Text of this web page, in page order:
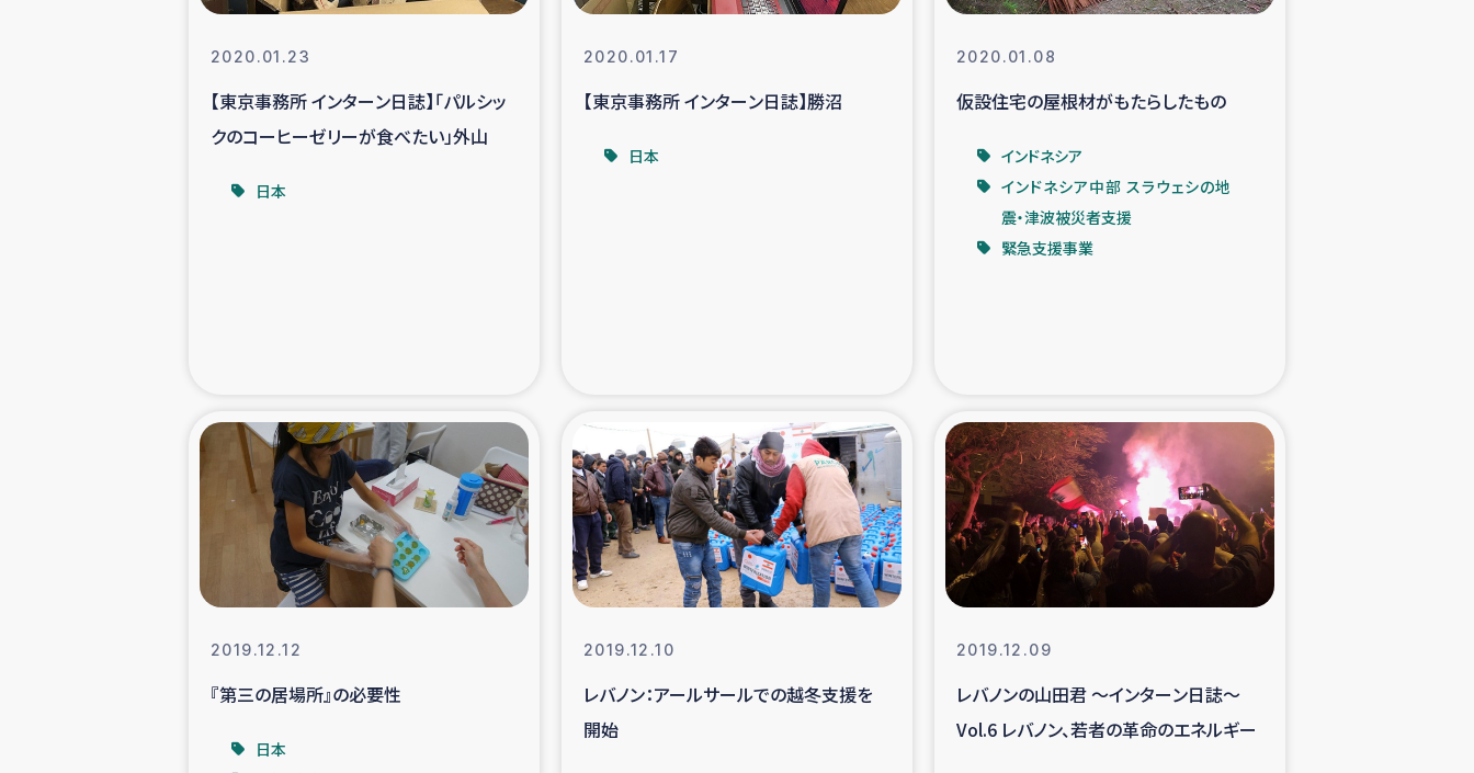
ガザ人道支援 令和6年能登半島地震 緊急支援
国内避難民への物資配付および教育支援 ミャンマー緊急支援
漁民によるマングローブ植林活動
海外ルーツの市民との共生 神原ゼミxパルシック
石巻市街地在宅被災者支援 復興応援隊の活動
仮設住宅生活支援・農業復興支援 漁業復興支援
インターン・ボランティア日誌 経済自立支援事業
ガザ地区における羊の畜産支援 ガザ地区での公園の緑化を通じた支援事業
2020.01.23
【東京事務所 インターン日誌】「パルシッ
クのコーヒーゼリーが食べたい」外山
日本
2020.01.17
【東京事務所 インターン日誌】勝沼
日本
2020.01.08
仮設住宅の屋根材がもたらしたもの
インドネシア
インドネシア中部 スラウェシの地
震・津波被災者支援
緊急支援事業
2019.12.12
『第三の居場所』の必要性
日本
2019.12.10
レバノン：アールサールでの越冬支援を
開始
2019.12.09
レバノンの山田君 ～インターン日誌～
Vol.6 レバノン、若者の革命のエネルギー